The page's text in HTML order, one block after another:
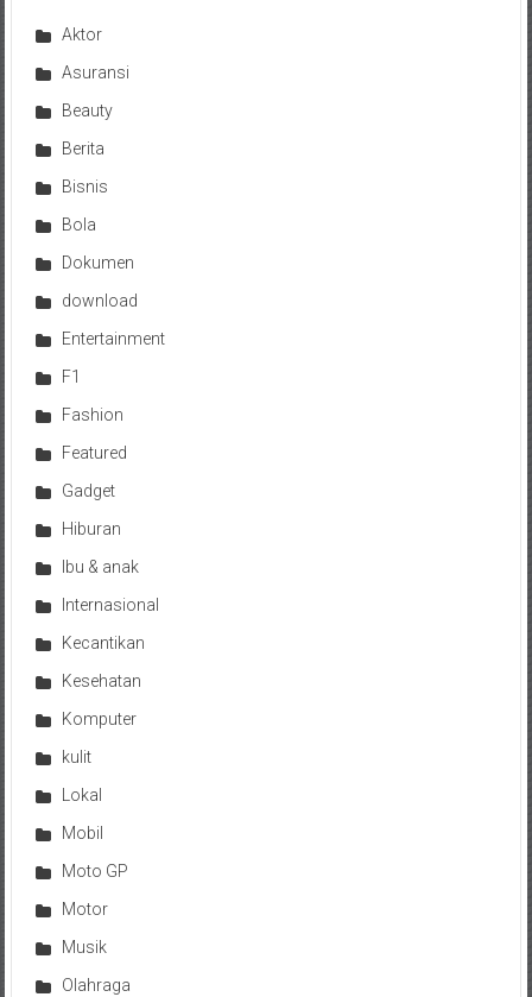
Aktor
Asuransi
Beauty
Berita
Bisnis
Bola
Dokumen
download
Entertainment
F1
Fashion
Featured
Gadget
Hiburan
Ibu & anak
Internasional
Kecantikan
Kesehatan
Komputer
kulit
Lokal
Mobil
Moto GP
Motor
Musik
Olahraga